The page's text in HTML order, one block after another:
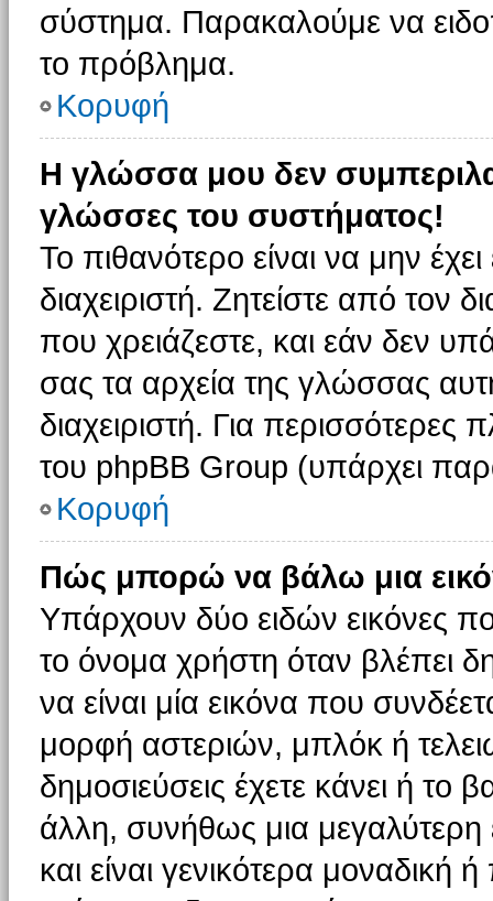
σύστημα. Παρακαλούμε να
το πρόβλημα.
Κορυφή
Η γλώσσα μου δεν
γλώσσες του συστήματος!
Το πιθανότερο είναι να μην
διαχειριστή. Ζητείστε από τον
που χρειάζεστε, και εάν δεν
σας τα αρχεία της γλώσσας
διαχειριστή. Για περισσότερες
του phpBB Group (υπάρχει
Κορυφή
Πώς μπορώ να βάλω μια
Υπάρχουν δύο ειδών εικόνες
το όνομα χρήστη όταν βλέπει
να είναι μία εικόνα που
μορφή αστεριών, μπλόκ ή
δημοσιεύσεις έχετε κάνει ή
άλλη, συνήθως μια
και είναι γενικότερα